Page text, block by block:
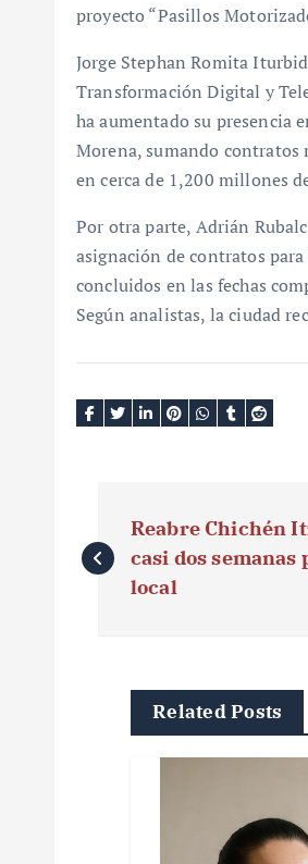
proyecto “Pasillos
Jorge Stephan Romita
Transformación Digital y
ha aumentado su presencia
Morena, sumando
en cerca de 1,200 millones
Por otra parte, Adrián
asignación de contratos
concluidos en las fechas
Según analistas, la ciudad
a
Reabre Chichén
casi dos
local
Related Posts